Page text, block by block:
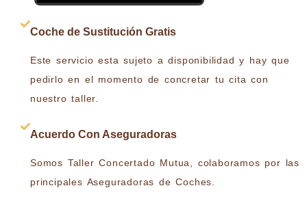
Coche de Sustitución Gratis
Este servicio esta sujeto a disponibilidad y hay que
pedirlo en el momento de concretar tu cita con
nuestro taller.
Acuerdo Con Aseguradoras
Somos Taller Concertado Mutua, colaboramos por las
principales Aseguradoras de Coches.